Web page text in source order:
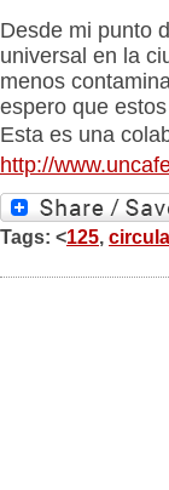
Desde mi punto
universal en la
menos
espero que
Esta es una
http://
Tags: <125,